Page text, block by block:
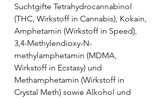
Suchtgifte Tetrahydrocannabinol
(THC, Wirkstoff in Cannabis), Kokain,
Amphetamin (Wirkstoff in Speed),
3,4-Methylendioxy-N-
methylamphetamin (MDMA,
Wirkstoff in Ecstasy) und
Methamphetamin (Wirkstoff in
Crystal Meth) sowie Alkohol und